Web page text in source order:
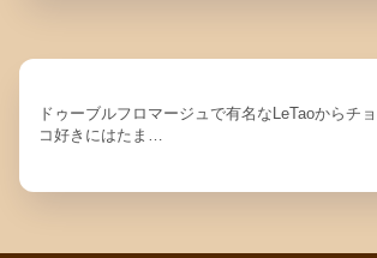
ドゥーブルフロマージュで有名なLeTaoからチョ
コ好きにはたま…